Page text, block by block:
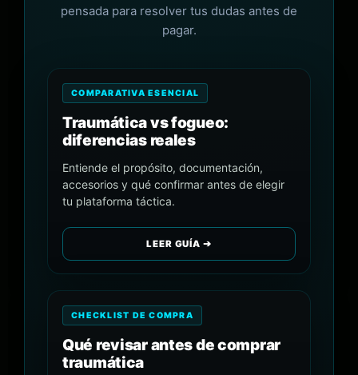
pensada para resolver tus dudas antes de
pagar.
COMPARATIVA ESENCIAL
Traumática vs fogueo:
diferencias reales
Entiende el propósito, documentación,
accesorios y qué confirmar antes de elegir
tu plataforma táctica.
LEER GUÍA ➔
CHECKLIST DE COMPRA
Qué revisar antes de comprar
traumática